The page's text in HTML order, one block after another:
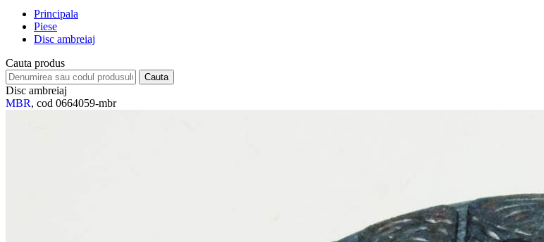
Principala
Piese
Disc ambreiaj
Cauta produs
Disc ambreiaj
MBR, cod 0664059-mbr